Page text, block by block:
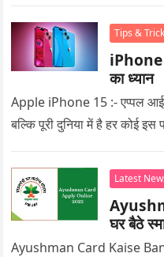
Tips &
iPhone
का ध्यान
Apple iPhone 15 :- एप्पल
बल्कि पूरी दुनिया में है हर कोई
Latest
घर बैठे
Ayushman Card Kaise